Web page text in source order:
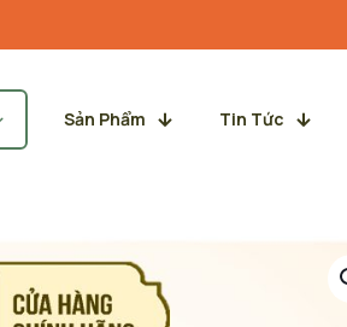
Sản Phẩm Tin Tức